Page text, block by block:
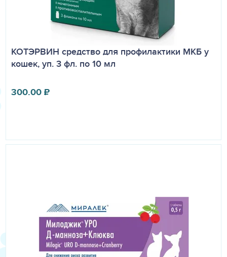
КОТЭРВИН средство для профилактики МКБ у
кошек, уп. 3 фл. по 10 мл
300.00₽